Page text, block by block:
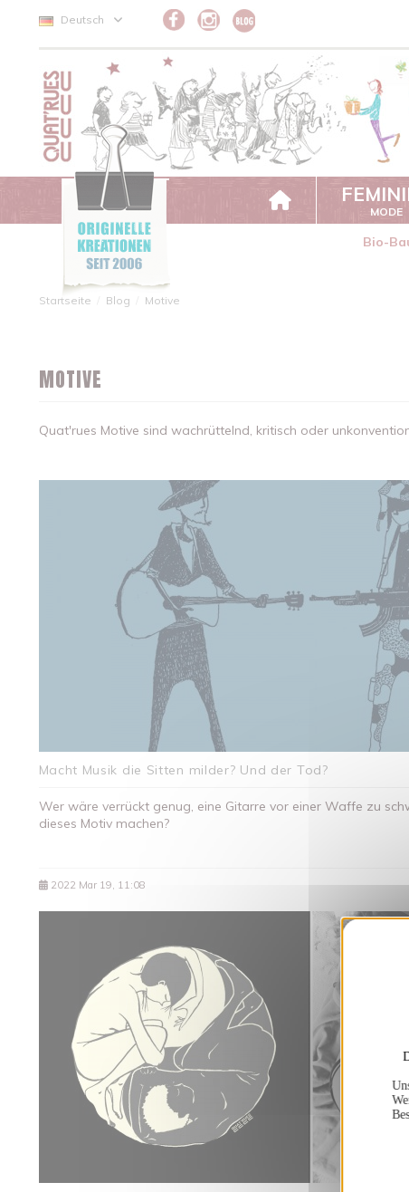
Deutsch
MODE
Bio-
Startseite Blog Motive
MOTIVE
Quat'rues Motive sind wachrüttelnd, kritisch oder
Macht Musik die Sitten milder? Und der Tod?
Wer wäre verrückt genug, eine Gitarre vor einer Waffe zu
dieses Motiv machen?
2022 Mar 19, 11:08